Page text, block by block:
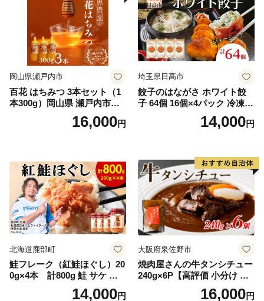
岡山県瀬戸内市
百花 はちみつ 3本セット（1
本300g）岡山県 瀬戸内市産
石黒農園 ヨーグルト パン 砂
糖の代わり 香り高い いい香
16,000円
埼玉県日高市
餃子のはながさ ホワイト餃
子 64個 16個×4パック 冷凍
中華 点心 B級グルメ ご当地
野菜 おつまみ おかず 簡単調
ー ギフト お取り寄せ 日高市
14,000円
北海道鹿部町
鮭フレーク（紅鮭ほぐし）20
0g×4本 計800g 鮭 サケ 鮭
ほぐし サケフレーク シャケ
フレーク 鮭フレーク14,000円
大阪府泉佐野市
焼肉屋さんの牛タンシチュー
240g×6P【高評価 小分け 惣
菜 牛たん 一人暮らし 冷凍】
16,000円